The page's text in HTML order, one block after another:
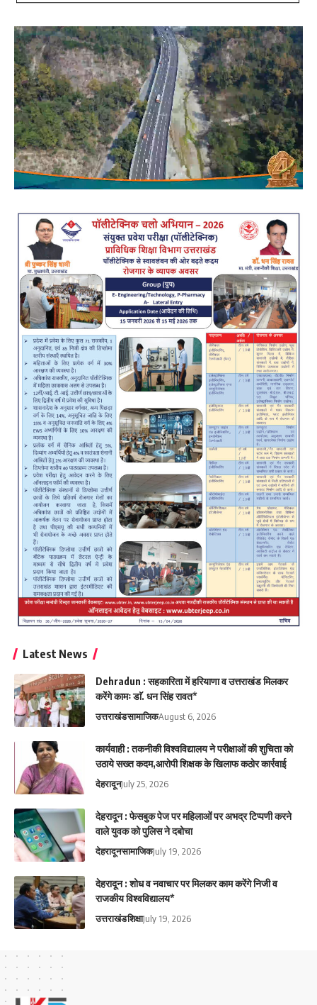
Latest News
Dehradun : सहकारिता में हरियाणा व उत्तराखंड मिलकर
करेंगे कामः डाॅ. धन सिंह रावत*
उत्तराखंडसामाजिकAugust 6, 2026
कार्यवाही : तकनीकी विश्वविद्यालय ने परीक्षाओं की शुचिता को
उठाये सख्त कदम,आरोपी शिक्षक के खिलाफ कठोर कार्रवाई
देहरादूनJuly 25, 2026
देहरादून : फेसबुक पेज पर महिलाओं पर अभद्र टिप्पणी करने
वाले युवक को पुलिस ने दबोचा
देहरादूनसामाजिकJuly 19, 2026
देहरादून : शोध व नवाचार पर मिलकर काम करेंगे निजी व
राजकीय विश्वविद्यालय*
उत्तराखंडशिक्षाJuly 19, 2026